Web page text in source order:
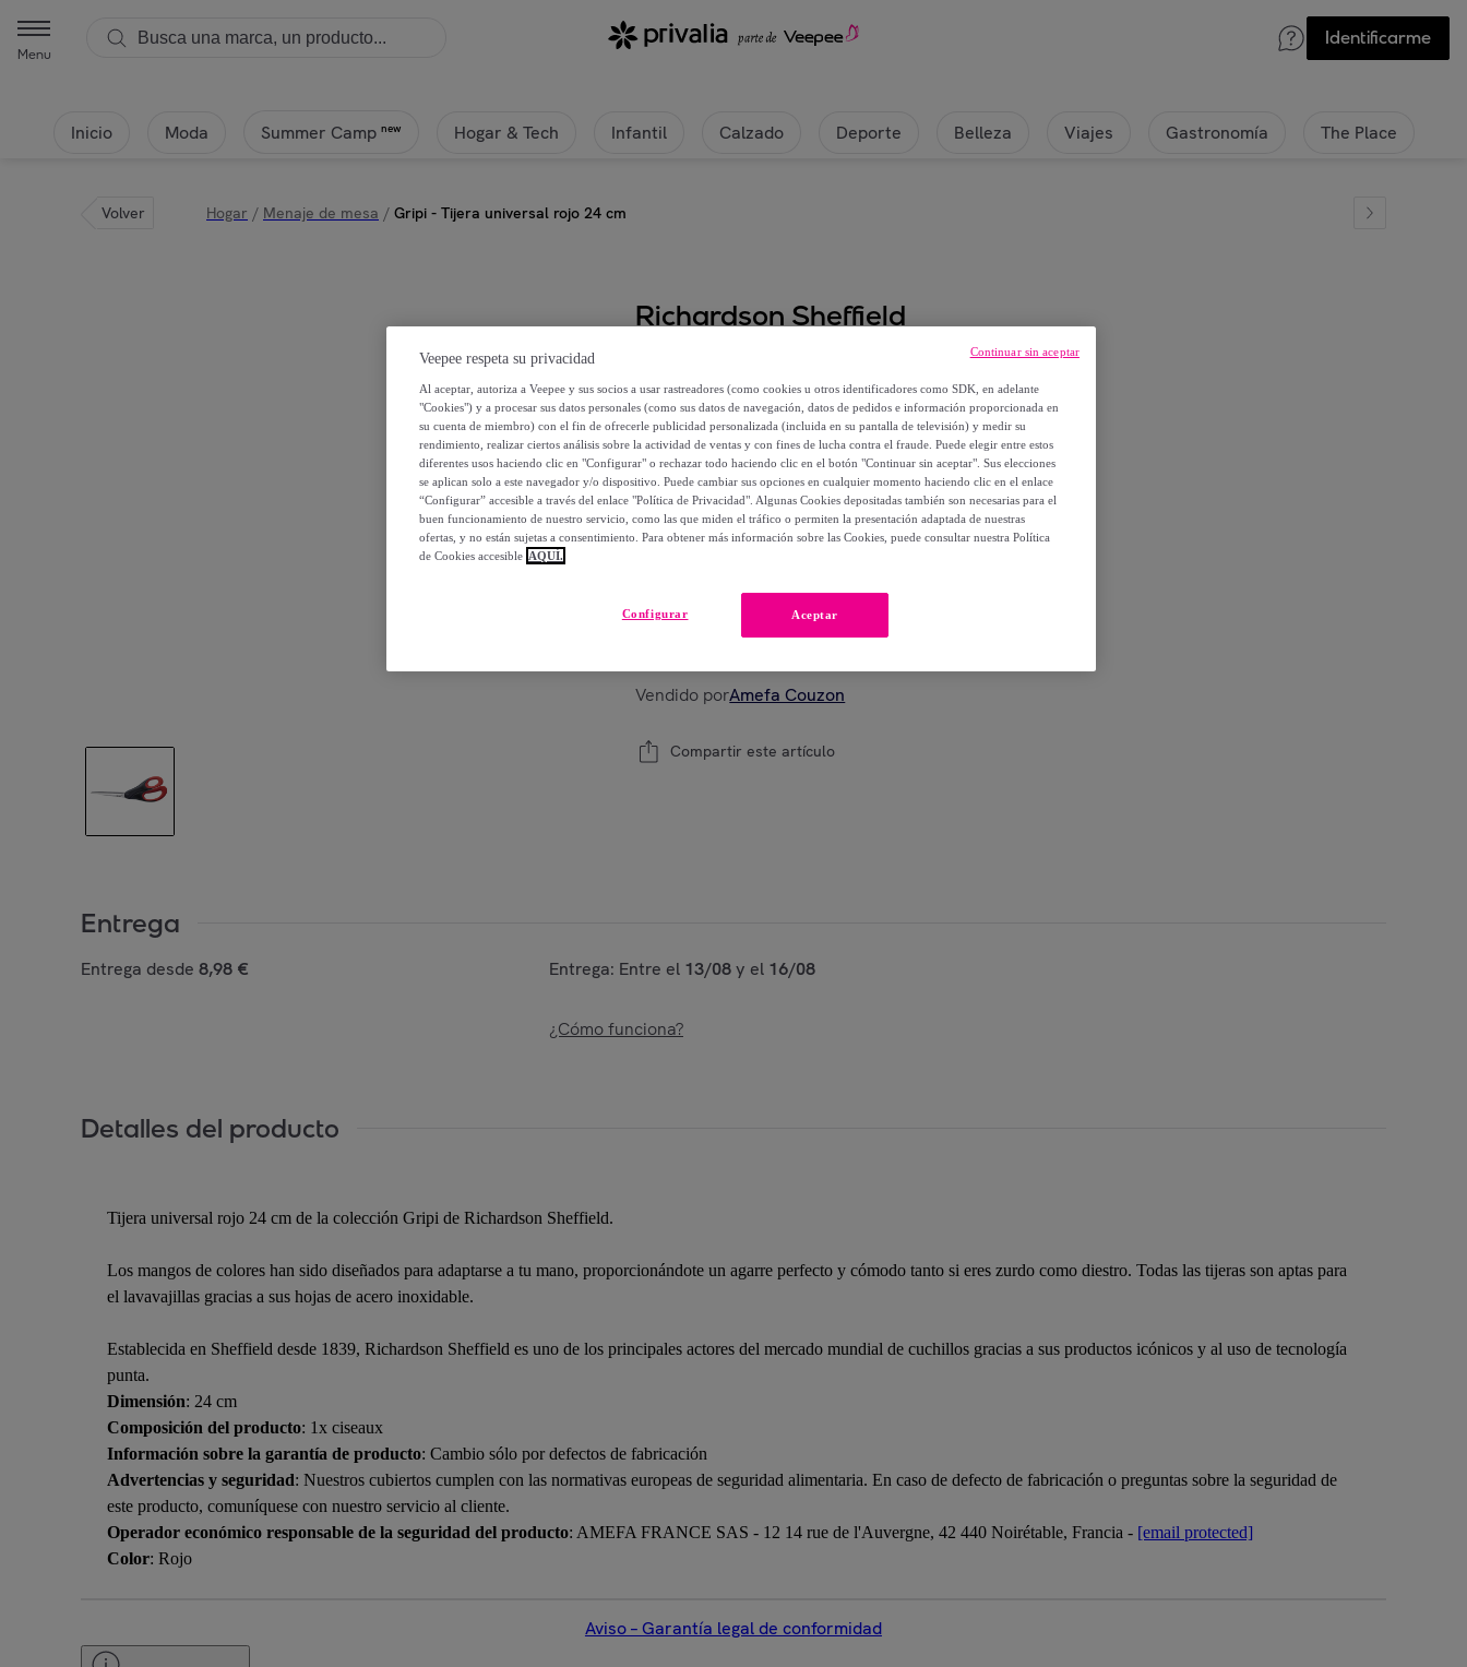
Menu
Identificarme
Inicio Moda Summer Camp new Hogar & Tech Infantil Calzado Deporte Belleza Viajes Gastronomía The Place
Volver Hogar / Menaje de mesa / Gripi - Tijera universal rojo 24 cm
Richardson Sheffield
8,10 €
10, €
-19%
Gripi - Tijera universal rojo 24 cm
Añadir a la cesta
Vendido porAmefa Couzon
Compartir este artículo
Entrega
Entrega desde 8,98 € Entrega: Entre el 13/08y el 16/08
¿Cómo funciona?
Detalles del producto
Tijera universal rojo 24 cm de la colección Gripi de Richardson Sheffield.
Los mangos de colores han sido diseñados para adaptarse a tu mano, proporcionándote un agarre perfecto y cómodo tanto si eres zurdo como diestro. Todas las tijeras son aptas para
el lavavajillas gracias a sus hojas de acero inoxidable.
Establecida en Sheffield desde 1839, Richardson Sheffield es uno de los principales actores del mercado mundial de cuchillos gracias a sus productos icónicos y al uso de tecnología
punta.
Dimensión: 24 cm
Composición del producto: 1x ciseaux
Información sobre la garantía de producto: Cambio sólo por defectos de fabricación
Advertencias y seguridad: Nuestros cubiertos cumplen con las normativas europeas de seguridad alimentaria. En caso de defecto de fabricación o preguntas sobre la seguridad de
este producto, comuníquese con nuestro servicio al cliente.
Operador económico responsable de la seguridad del producto: AMEFA FRANCE SAS - 12 14 rue de l'Auvergne, 42 440 Noirétable, Francia - [email protected]
Color: Rojo
Aviso – Garantía legal de conformidad
Veepee respeta su privacidad
Al aceptar, autoriza a Veepee y sus socios a usar rastreadores (como cookies u otros identificadores como SDK, en adelante
"Cookies") y a procesar sus datos personales (como sus datos de navegación, datos de pedidos e información proporcionada en
su cuenta de miembro) con el fin de ofrecerle publicidad personalizada (incluida en su pantalla de televisión) y medir su
rendimiento, realizar ciertos análisis sobre la actividad de ventas y con fines de lucha contra el fraude. Puede elegir entre estos
diferentes usos haciendo clic en "Configurar" o rechazar todo haciendo clic en el botón "Continuar sin aceptar". Sus elecciones
se aplican solo a este navegador y/o dispositivo. Puede cambiar sus opciones en cualquier momento haciendo clic en el enlace
“Configurar” accesible a través del enlace "Política de Privacidad". Algunas Cookies depositadas también son necesarias para el
buen funcionamiento de nuestro servicio, como las que miden el tráfico o permiten la presentación adaptada de nuestras
ofertas, y no están sujetas a consentimiento. Para obtener más información sobre las Cookies, puede consultar nuestra Política
de Cookies accesible AQUÍ.
Aceptar
Configurar
Continuar sin aceptar